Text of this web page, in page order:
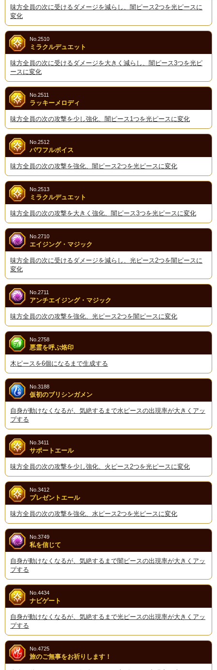
味方全員の次に受けるダメージを減らし、闇ピース2つを光ピースに
変化
ミラクルデュエット
No.2510
味方全員の次に受けるダメージを大きく減らし、闇ピース3つを光ピ
ースに変化
ラッキーメロディ
No.2511
味方全員の次の攻撃を少し強化、闇ピース1つを光ピースに変化
パワフルボイス
No.2512
味方全員の次の攻撃を強化、闇ピース2つを光ピースに変化
ミラクルデュエット
No.2513
味方全員の次の攻撃を大きく強化、闇ピース3つを光ピースに変化
エイジング・マジック
No.2710
味方全員の次に受けるダメージを減らし、光ピース2つを闇ピースに
変化
アンチエイジング・マジック
No.2711
味方全員の次の攻撃を強化、光ピース2つを闇ピースに変化
悪霊を呼ぶ烙印
No.2758
木ピースを6個になるまで生成する
仮初のブリシンガメン
No.3188
自身が動けなくなるが、気絶するまで水ピースの出現率が大きくアッ
プする
サポートエール
No.3411
味方全員の次の攻撃を少し強化、火ピース2つを光ピースに変化
プレゼントエール
No.3412
味方全員の次の攻撃を強化、水ピース2つを光ピースに変化
私を信じて
No.3749
自身が動けなくなるが、気絶するまで闇ピースの出現率が大きくアッ
プする
ナビゲート
No.4434
自身が動けなくなるが、気絶するまで光ピースの出現率が大きくアッ
プする
旅のご無事をお祈りします！
No.4725